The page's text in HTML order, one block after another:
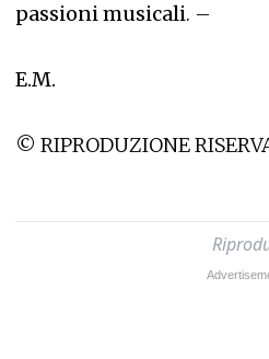
passioni musicali. –
E.M.
© RIPRODUZIONE